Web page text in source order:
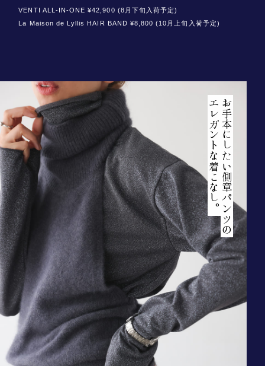
VENTI ALL-IN-ONE ¥42,900 (8月下旬入荷予定)
La Maison de Lyllis HAIR BAND ¥8,800 (10月上旬入荷予定)
お手本にしたい側章パンツの
エレガントな着こなし。